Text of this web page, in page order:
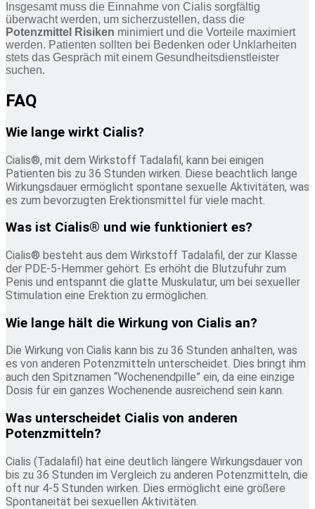
Insgesamt muss die Einnahme von Cialis sorgfältig
überwacht werden, um sicherzustellen, dass die
Potenzmittel Risiken minimiert und die Vorteile maximiert
werden. Patienten sollten bei Bedenken oder Unklarheiten
stets das Gespräch mit einem Gesundheitsdienstleister
suchen.
FAQ
Wie lange wirkt Cialis?
Cialis®, mit dem Wirkstoff Tadalafil, kann bei einigen
Patienten bis zu 36 Stunden wirken. Diese beachtlich lange
Wirkungsdauer ermöglicht spontane sexuelle Aktivitäten, was
es zum bevorzugten Erektionsmittel für viele macht.
Was ist Cialis® und wie funktioniert es?
Cialis® besteht aus dem Wirkstoff Tadalafil, der zur Klasse
der PDE-5-Hemmer gehört. Es erhöht die Blutzufuhr zum
Penis und entspannt die glatte Muskulatur, um bei sexueller
Stimulation eine Erektion zu ermöglichen.
Wie lange hält die Wirkung von Cialis an?
Die Wirkung von Cialis kann bis zu 36 Stunden anhalten, was
es von anderen Potenzmitteln unterscheidet. Dies bringt ihm
auch den Spitznamen “Wochenendpille” ein, da eine einzige
Dosis für ein ganzes Wochenende ausreichend sein kann.
Was unterscheidet Cialis von anderen
Potenzmitteln?
Cialis (Tadalafil) hat eine deutlich längere Wirkungsdauer von
bis zu 36 Stunden im Vergleich zu anderen Potenzmitteln, die
oft nur 4-5 Stunden wirken. Dies ermöglicht eine größere
Spontaneität bei sexuellen Aktivitäten.